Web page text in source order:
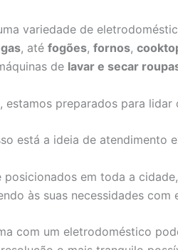
variedade de
, até fogões, fornos,
de lavar e secar
estamos preparados para lidar
está a ideia de atendimento
em toda a
às suas necessidades com
com um eletrodoméstico